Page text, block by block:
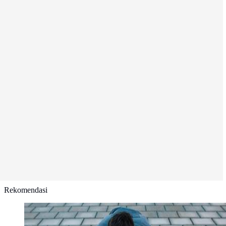
Rekomendasi